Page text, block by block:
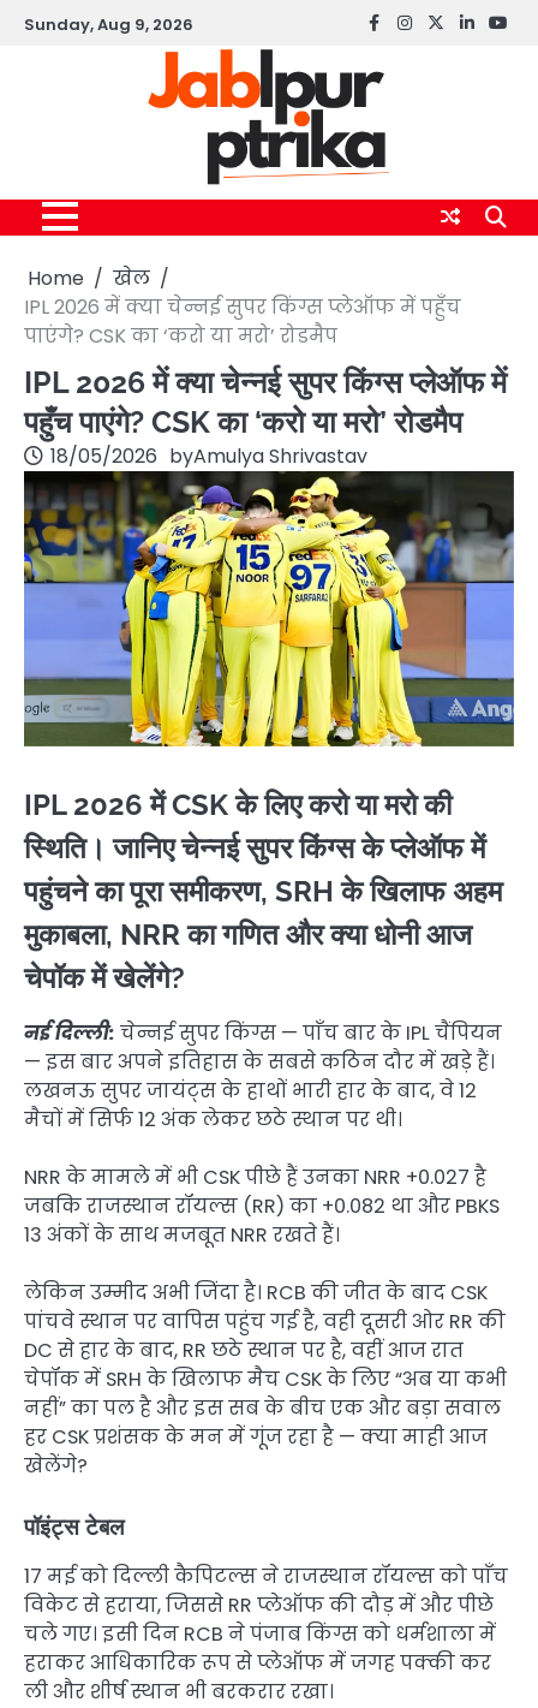
SkipSunday, Aug 9, 2026 Facebook
instagram
twitterlinkedin
Home
खेल
IPL 2026 में क्या चेन्नई सुपर किंग्स प्लेऑफ में पहुँच
पाएंगे? CSK का ‘करो या मरो’ रोडमैप
IPL 2026 में क्या चेन्नई सुपर किंग्स प्लेऑफ में
पहुँच पाएंगे? CSK का ‘करो या मरो’ रोडमैप
18/05/2026 byAmulya Shrivastav
IPL 2026 में CSK के लिए करो या मरो की
स्थिति। जानिए चेन्नई सुपर किंग्स के प्लेऑफ में
पहुंचने का पूरा समीकरण, SRH के खिलाफ अहम
मुकाबला, NRR का गणित और क्या धोनी आज
चेपॉक में खेलेंगे?
नई दिल्ली: चेन्नई सुपर किंग्स — पाँच बार के IPL चैंपियन
— इस बार अपने इतिहास के सबसे कठिन दौर में खड़े हैं।
लखनऊ सुपर जायंट्स के हाथों भारी हार के बाद, वे 12
मैचों में सिर्फ 12 अंक लेकर छठे स्थान पर थी।
NRR के मामले में भी CSK पीछे हैं उनका NRR +0.027 है
जबकि राजस्थान रॉयल्स (RR) का +0.082 था और PBKS
13 अंकों के साथ मजबूत NRR रखते हैं।
लेकिन उम्मीद अभी जिंदा है। RCB की जीत के बाद CSK
पांचवे स्थान पर वापिस पहुंच गई है, वही दूसरी ओर RR की
DC से हार के बाद, RR छठे स्थान पर है, वहीं आज रात
चेपॉक में SRH के खिलाफ मैच CSK के लिए “अब या कभी
नहीं” का पल है और इस सब के बीच एक और बड़ा सवाल
हर CSK प्रशंसक के मन में गूंज रहा है — क्या माही आज
खेलेंगे?
पॉइंट्स टेबल
17 मई को दिल्ली कैपिटल्स ने राजस्थान रॉयल्स को पाँच
विकेट से हराया, जिससे RR प्लेऑफ की दौड़ में और पीछे
चले गए। इसी दिन RCB ने पंजाब किंग्स को धर्मशाला में
हराकर आधिकारिक रूप से प्लेऑफ में जगह पक्की कर
ली और शीर्ष स्थान भी बरकरार रखा।